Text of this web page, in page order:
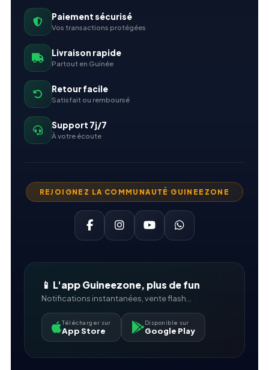
Paiement sécurisé
Vos transactions protégées
Livraison rapide
Partout en Guinée
Retour facile
Satisfait ou remboursé
Support 7j/7
À votre écoute
REJOIGNEZ LA COMMUNAUTÉ GUINEEZONE
📱 L'app Guineezone, plus de fun
Notifications instantanées, vente flash...
Télécharger sur
App Store
Disponible sur
Google Play